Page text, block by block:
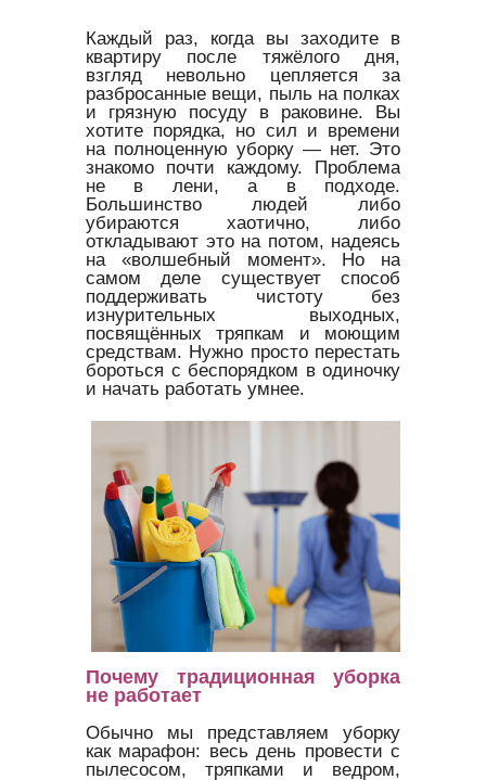
Каждый раз, когда вы заходите в
квартиру после тяжёлого дня,
взгляд невольно цепляется за
разбросанные вещи, пыль на полках
и грязную посуду в раковине. Вы
хотите порядка, но сил и времени
на полноценную уборку — нет. Это
знакомо почти каждому. Проблема
не в лени, а в подходе.
Большинство людей либо
убираются хаотично, либо
откладывают это на потом, надеясь
на «волшебный момент». Но на
самом деле существует способ
поддерживать чистоту без
изнурительных выходных,
посвящённых тряпкам и моющим
средствам. Нужно просто перестать
бороться с беспорядком в одиночку
и начать работать умнее.
Почему традиционная уборка
не работает
Обычно мы представляем уборку
как марафон: весь день провести с
пылесосом, тряпками и ведром,